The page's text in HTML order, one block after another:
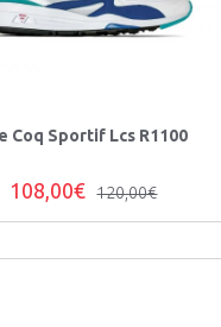
Coq Sportif Lcs R1100
108,00€ 120,00€